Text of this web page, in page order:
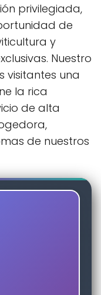
privilegiada,
de
y
Nuestro
visitantes una
la rica
de alta
de nuestros